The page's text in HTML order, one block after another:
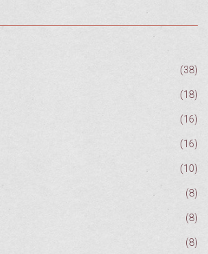
(38)
(18)
(16)
(16)
(10)
(8)
(8)
(8)